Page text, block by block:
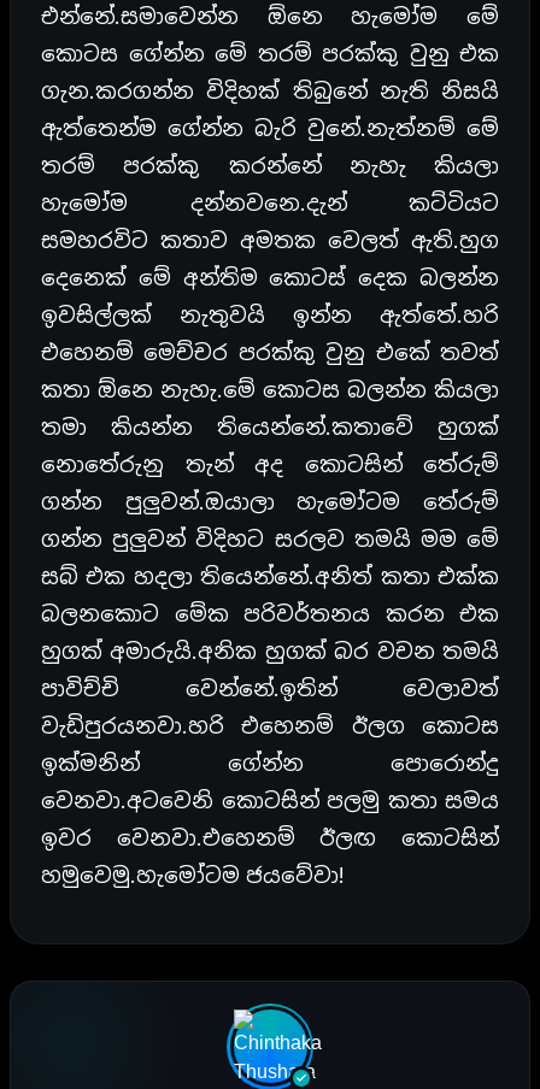
එන්නේ.සමාවෙන්න ඕනෙ හැමෝම මේ
කොටස ගේන්න මේ තරම් පරක්කු වුනු එක
ගැන.කරගන්න විදිහක් තිබුනේ නැති නිසයි
ඇත්තෙන්ම ගේන්න බැරි වුනේ.නැත්නම් මේ
තරම් පරක්කු කරන්නේ නැහැ කියලා
හැමෝම දන්නවනෙ.දැන් කට්ටියට
සමහරවිට කතාව අමතක වෙලත් ඇති.හුග
දෙනෙක් මේ අන්තිම කොටස් දෙක බලන්න
ඉවසිල්ලක් නැතුවයි ඉන්න ඇත්තේ.හරි
එහෙනම් මෙච්චර පරක්කු වුනු එකේ තවත්
කතා ඕනෙ නැහැ.මේ කොටස බලන්න කියලා
තමා කියන්න තියෙන්නේ.කතාවේ හුගක්
නොතේරුනු තැන් අද කොටසින් තේරුම්
ගන්න පුලුවන්.ඔයාලා හැමෝටම තේරුම්
ගන්න පුලුවන් විදිහට සරලව තමයි මම මේ
සබ් එක හදලා තියෙන්නේ.අනිත් කතා එක්ක
බලනකොට මේක පරිවර්තනය කරන එක
හුගක් අමාරුයි.අනික හුගක් බර වචන තමයි
පාවිච්චි වෙන්නේ.ඉතින් වෙලාවත්
වැඩිපුරයනවා.හරි එහෙනම් ඊලග කොටස
ඉක්මනින් ගේන්න පොරොන්දු
වෙනවා.අටවෙනි කොටසින් පලමු කතා සමය
ඉවර වෙනවා.එහෙනම් ඊලඟ කොටසින්
හමුවෙමු.හැමෝටම ජයවේවා!